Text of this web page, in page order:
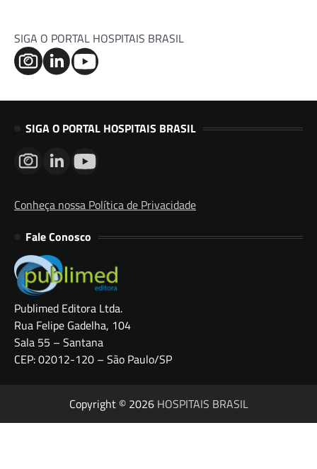
SIGA O PORTAL HOSPITAIS BRASIL
SIGA O PORTAL HOSPITAIS BRASIL
Conheça nossa Política de Privacidade
Fale Conosco
Publimed Editora Ltda.
Rua Felipe Gadelha, 104
Sala 55 – Santana
CEP: 02012-120 – São Paulo/SP
Copyright © 2026 HOSPITAIS BRASIL